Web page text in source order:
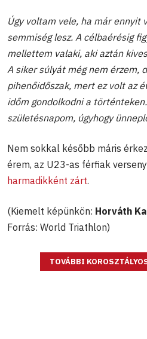
Úgy voltam vele, ha már ennyit
semmiség lesz. A célbaérésig
mellettem valaki, aki aztán
A siker súlyát még nem érzem,
pihenőidőszak, mert ez volt az
időm gondolkodni a
születésnapom, úgyhogy
Nem sokkal később máris
érem, az U23-as férfiak
harmadikként zárt.
(Kiemelt képünkön: Horváth
Forrás: World Triathlon)
TOVÁBBI